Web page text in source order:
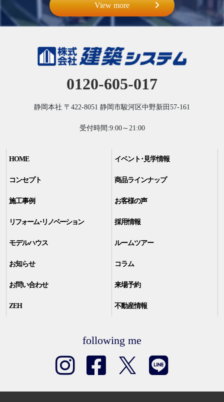
View more
0120-605-017
静岡本社 〒422-8051 静岡市駿河区中野新田57-161
受付時間:9:00～21:00
HOME イベント･見学情報
コンセプト 商品ラインナップ
施工事例 お客様の声
リフォーム･リノベーション 採用情報
モデルハウス ルームツアー
お知らせ コラム
お問い合わせ 来場予約
ZEH 不動産情報
following me